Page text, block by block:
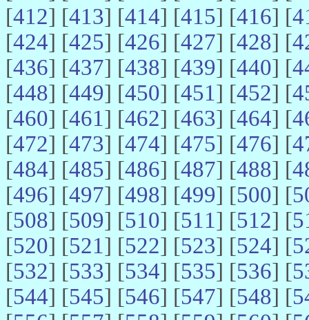
[412] [413] [414] [415] [416] [
[424] [425] [426] [427] [428] [
[436] [437] [438] [439] [440] [
[448] [449] [450] [451] [452] [
[460] [461] [462] [463] [464] [
[472] [473] [474] [475] [476] [
[484] [485] [486] [487] [488] [
[496] [497] [498] [499] [500] [
[508] [509] [510] [511] [512] [
[520] [521] [522] [523] [524] [
[532] [533] [534] [535] [536] [
[544] [545] [546] [547] [548] [